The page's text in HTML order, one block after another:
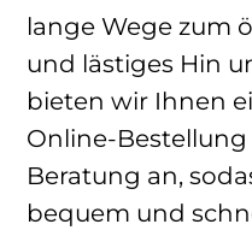
lange Wege zum
und lästiges Hin
bieten wir Ihnen
Online-
Beratung an,
bequem und